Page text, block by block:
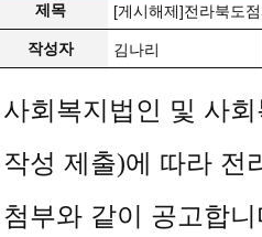
제목 [게시해제]전라북도
작성자 김나리
사회복지법인 및 사
작성 제출)에 따라 전
첨부와 같이 공고합